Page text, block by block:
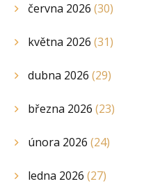
června 2026 (30)
května 2026 (31)
dubna 2026 (29)
března 2026 (23)
února 2026 (24)
ledna 2026 (27)